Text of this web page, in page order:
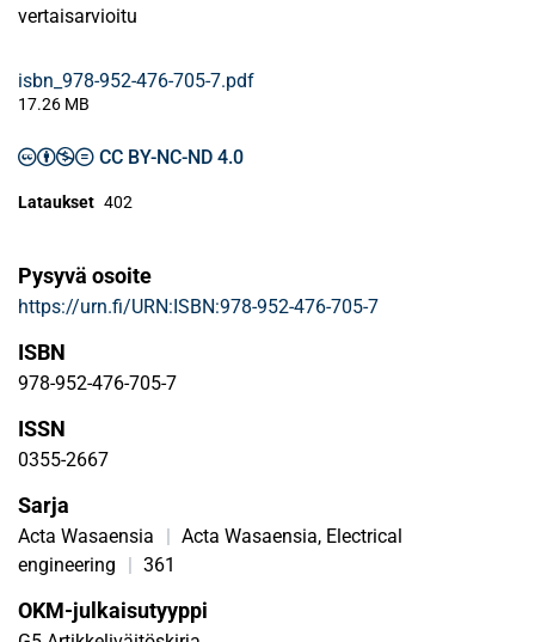
vertaisarvioitu
isbn_978-952-476-705-7.pdf
17.26 MB
CC BY-NC-ND 4.0
Lataukset 402
Pysyvä osoite
https://urn.fi/URN:ISBN:978-952-476-705-7
ISBN
978-952-476-705-7
ISSN
0355-2667
Sarja
Acta Wasaensia | Acta Wasaensia, Electrical
engineering
| 361
OKM-julkaisutyyppi